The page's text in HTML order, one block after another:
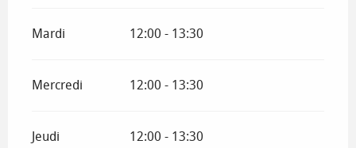
Mardi 12:00 - 13:30
Mercredi 12:00 - 13:30
Jeudi 12:00 - 13:30